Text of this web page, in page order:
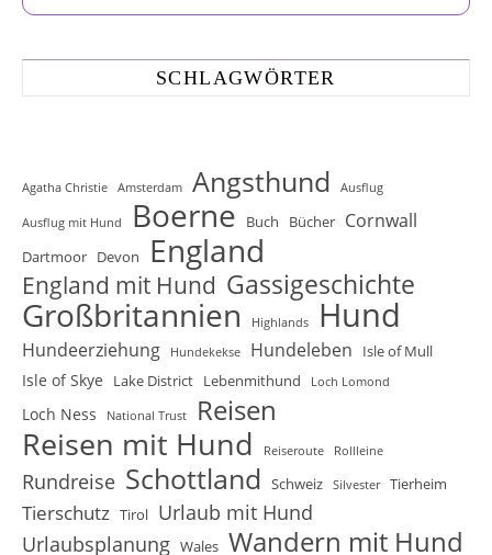
SCHLAGWÖRTER
Agatha Christie Amsterdam Angsthund Ausflug
Ausflug mit Hund Boerne Buch Bücher Cornwall
Dartmoor Devon England
England mit Hund Gassigeschichte
Großbritannien Highlands Hund
Hundeerziehung Hundekekse Hundeleben Isle of Mull
Isle of Skye Lake District Lebenmithund Loch Lomond
Loch Ness National Trust Reisen
Reisen mit Hund Reiseroute Rollleine
Rundreise Schottland Schweiz Silvester Tierheim
Tierschutz Tirol Urlaub mit Hund
Urlaubsplanung Wales Wandern mit Hund